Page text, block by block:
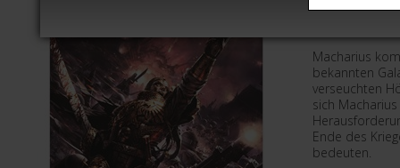
Der Fall
Macharius
bekannten
verseuchten
sich
Ende des
bedeuten.